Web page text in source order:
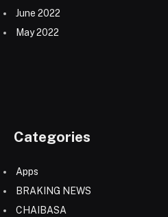
June 2022
May 2022
Categories
Apps
BRAKING NEWS
CHAIBASA